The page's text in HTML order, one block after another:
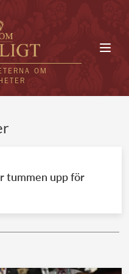
OM
tummen upp för